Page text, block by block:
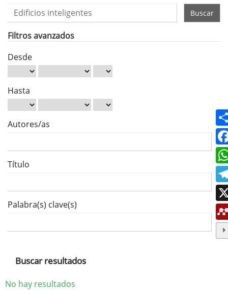
Buscar
artículos
por
Filtros avanzados
Desde
Hasta
Autores/as
Título
Palabra(s) clave(s)
Buscar resultados
No hay resultados